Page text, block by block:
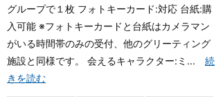
グループで１枚 フォトキーカード:対応 台紙:購
入可能 ※フォトキーカードと台紙はカメラマン
がいる時間帯のみの受付、他のグリーティング
施設と同様です。 会えるキャラクター:ミ... 続
きを読む